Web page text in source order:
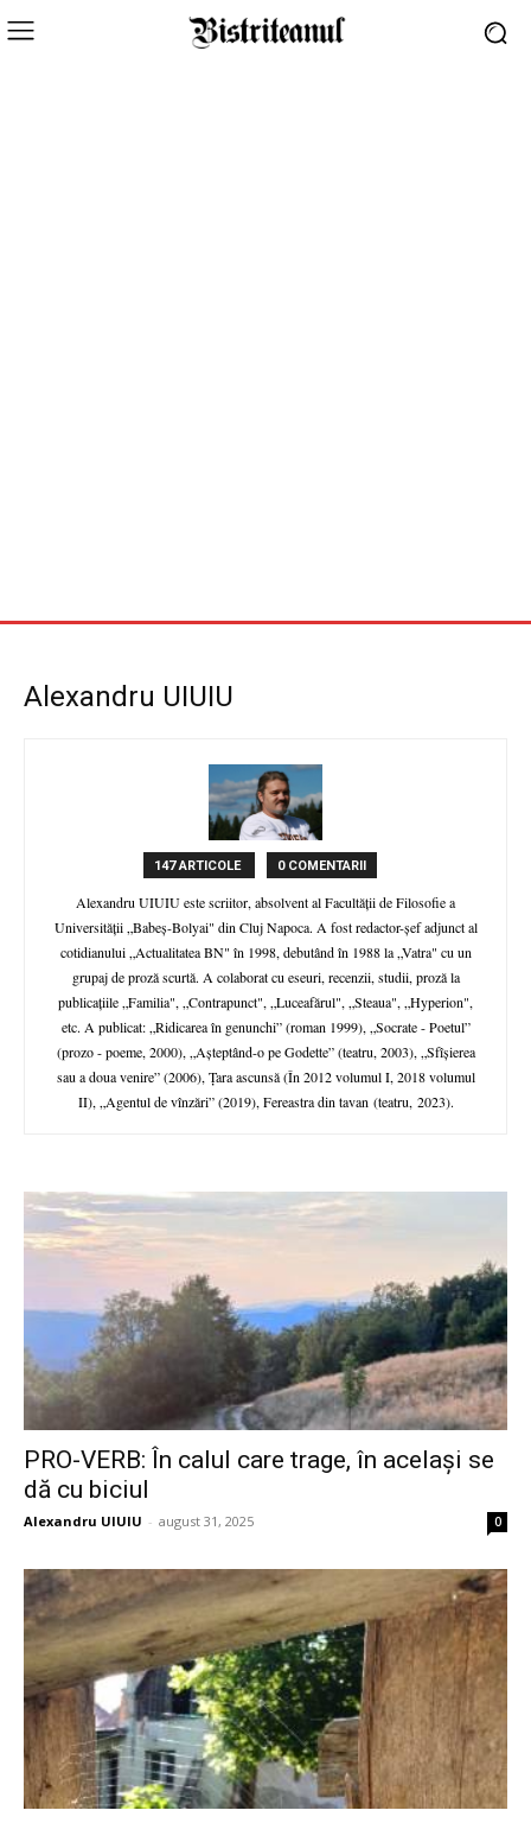
Alexandru UIUIU
147 ARTICOLE 0 COMENTARII
Alexandru UIUIU este scriitor, absolvent al Facultății de Filosofie a
Universităţii „Babeş-Bolyai" din Cluj Napoca. A fost redactor-şef adjunct al
cotidianului „Actualitatea BN" în 1998, debutând în 1988 la „Vatra" cu un
grupaj de proză scurtă. A colaborat cu eseuri, recenzii, studii, proză la
publicațiile „Familia", „Contrapunct", „Luceafărul", „Steaua", „Hyperion",
etc. A publicat: „Ridicarea în genunchi” (roman 1999), „Socrate - Poetul”
(prozo - poeme, 2000), „Aşteptând-o pe Godette” (teatru, 2003), „Sfîşierea
sau a doua venire” (2006), Țara ascunsă (În 2012 volumul I, 2018 volumul
II), „Agentul de vînzări” (2019), Fereastra din tavan (teatru, 2023).
PRO-VERB: În calul care trage, în același se
dă cu biciul
Alexandru UIUIU - august 31, 2025 0